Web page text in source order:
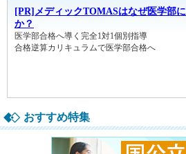
おすすめ特集